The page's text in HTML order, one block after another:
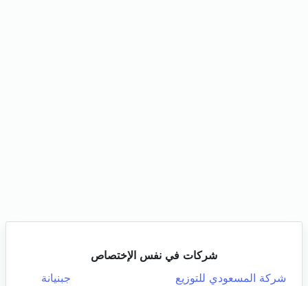
شركات في نفس الإختصاص
شركة المسعودي للتوزيع
جبنيانة